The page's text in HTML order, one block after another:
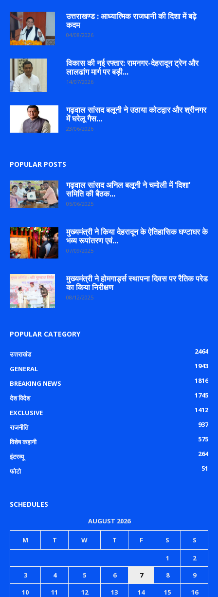
उत्तराखण्ड : आध्यात्मिक राजधानी की दिशा में बढ़े
कदम
04/08/2026
विकास की नई रफ्तार: रामनगर-देहरादून ट्रेन और
लालढांग मार्ग पर बड़ी...
14/07/2026
गढ़वाल सांसद बलूनी ने उठाया कोटद्वार और श्रीनगर
में घरेलू गैस...
23/06/2026
POPULAR POSTS
गढ़वाल सांसद अनिल बलूनी ने चमोली में ‘दिशा’
समिति की बैठक...
05/06/2025
मुख्यमंत्री ने किया देहरादून के ऐतिहासिक घण्टाघर के
भव्य रूपांतरण एवं...
07/09/2025
मुख्यमंत्री ने होमगार्ड्स स्थापना दिवस पर रैतिक परेड
का किया निरीक्षण
08/12/2025
POPULAR CATEGORY
उत्तराखंड
2464
GENERAL
1943
BREAKING NEWS
1816
देश विदेश
1745
EXCLUSIVE
1412
राजनीति
937
विशेष कहानी
575
इंटरव्यू
264
फोटो
51
SCHEDULES
AUGUST 2026
M T W T F S S
1
2
3
4 5 6 7 8
9
10
11 12 13 14 15
16